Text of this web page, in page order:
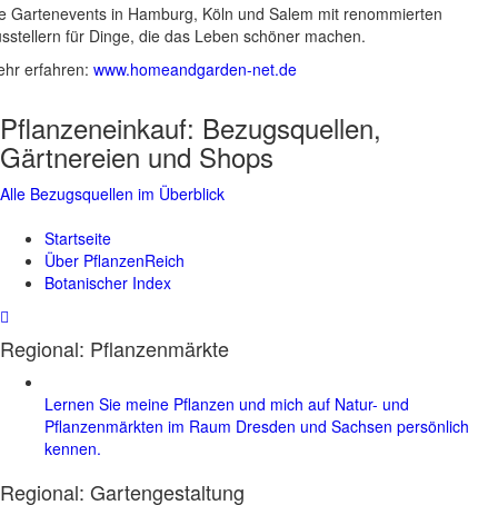
Gartenevents in Hamburg, Köln und Salem mit renommierten
für Dinge, die das Leben schöner machen.
erfahren: www.homeandgarden-net.de
Pflanzeneinkauf: Bezugsquellen,
Gärtnereien und Shops
Alle Bezugsquellen im Überblick
Startseite
Über PflanzenReich
Botanischer Index
Regional: Pflanzenmärkte
Lernen Sie meine Pflanzen und mich auf Natur- und
Pflanzenmärkten im Raum Dresden und Sachsen persönlich
kennen.
Regional: Gartengestaltung